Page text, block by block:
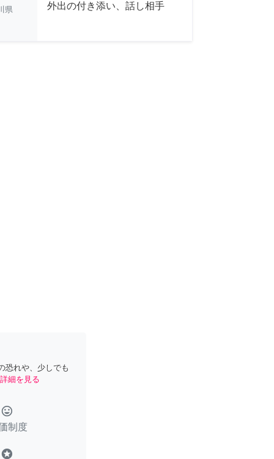
県 外出の付き添い、話し相手
恐れや、少しでも
詳細を見る
tag_faces
制度
stars